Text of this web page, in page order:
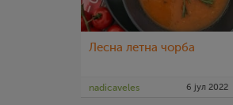
Лесна летна чорба
nadicaveles 6 јул 2022